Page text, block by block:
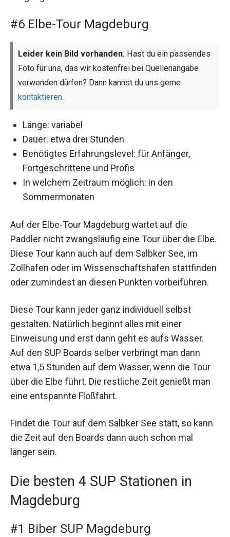
#6 Elbe-Tour Magdeburg
Leider kein Bild vorhanden. Hast du ein passendes
Foto für uns, das wir kostenfrei bei Quellenangabe
verwenden dürfen? Dann kannst du uns gerne
kontaktieren.
Länge: variabel
Dauer: etwa drei Stunden
Benötigtes Erfahrungslevel: für Anfänger,
Fortgeschrittene und Profis
In welchem Zeitraum möglich: in den
Sommermonaten
Auf der Elbe-Tour Magdeburg wartet auf die
Paddler nicht zwangsläufig eine Tour über die Elbe.
Diese Tour kann auch auf dem Salbker See, im
Zollhafen oder im Wissenschaftshafen stattfinden
oder zumindest an diesen Punkten vorbeiführen.
Diese Tour kann jeder ganz individuell selbst
gestalten. Natürlich beginnt alles mit einer
Einweisung und erst dann geht es aufs Wasser.
Auf den SUP Boards selber verbringt man dann
etwa 1,5 Stunden auf dem Wasser, wenn die Tour
über die Elbe führt. Die restliche Zeit genießt man
eine entspannte Floßfahrt.
Findet die Tour auf dem Salbker See statt, so kann
die Zeit auf den Boards dann auch schon mal
länger sein.
Die besten 4 SUP Stationen in
Magdeburg
#1 Biber SUP Magdeburg